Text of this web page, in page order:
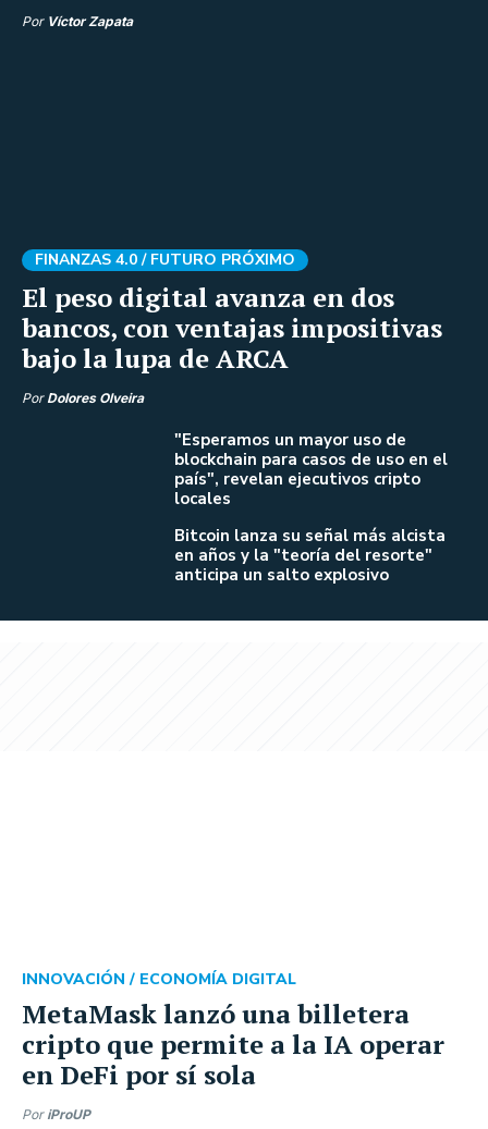
Por Víctor Zapata
El peso digital avanza en dos
bancos, con ventajas impositivas
bajo la lupa de ARCA
FINANZAS 4.0 / FUTURO PRÓXIMO
Por Dolores Olveira
"Esperamos un mayor uso de
blockchain para casos de uso en el
país", revelan ejecutivos cripto
locales
Bitcoin lanza su señal más alcista
en años y la "teoría del resorte"
anticipa un salto explosivo
MetaMask lanzó una billetera
cripto que permite a la IA operar
en DeFi por sí sola
INNOVACIÓN / ECONOMÍA DIGITAL
Por iProUP